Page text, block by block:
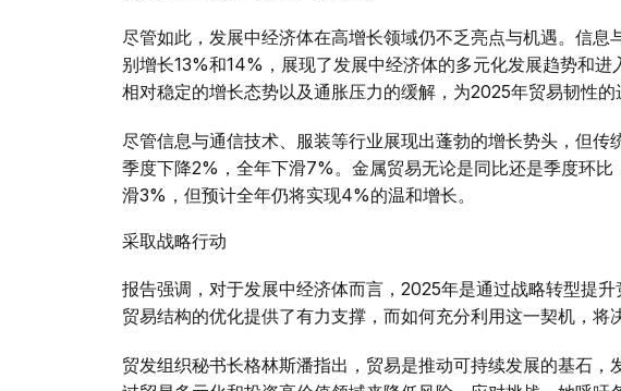
尽管如此，发展中经济体在高增长领域仍不乏亮点与机遇。信息
别增长13%和14%，展现了发展中经济体的多元化发展趋势和
相对稳定的增长态势以及通胀压力的缓解，为2025年贸易韧性的
尽管信息与通信技术、服装等行业展现出蓬勃的增长势头，但传
季度下降2%，全年下滑7%。金属贸易无论是同比还是季度环
滑3%，但预计全年仍将实现4%的温和增长。
采取战略行动
报告强调，对于发展中经济体而言，2025年是通过战略转型提
贸易结构的优化提供了有力支撑，而如何充分利用这一契机，将
贸发组织秘书长格林斯潘指出，贸易是推动可持续发展的基石，